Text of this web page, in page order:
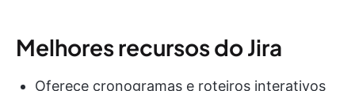
Melhores recursos do Jira
Oferece cronogramas e roteiros interativos